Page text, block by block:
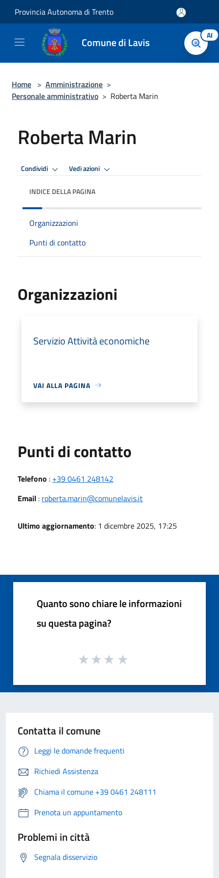
Provincia Autonoma di Trento
Comune di Lavis AI
Home > Amministrazione >
Personale amministrativo > Roberta Marin
Roberta Marin
Condividi Vedi azioni
INDICE DELLA PAGINA
Organizzazioni
Punti di contatto
Organizzazioni
Servizio Attività economiche
VAI ALLA PAGINA
Punti di contatto
Telefono : +39 0461 248142
Email : roberta.marin@comunelavis.it
Ultimo aggiornamento: 1 dicembre 2025, 17:25
Quanto sono chiare le informazioni
su questa pagina?
Contatta il comune
Leggi le domande frequenti
Richiedi Assistenza
Chiama il comune +39 0461 248111
Prenota un appuntamento
Problemi in città
Segnala disservizio